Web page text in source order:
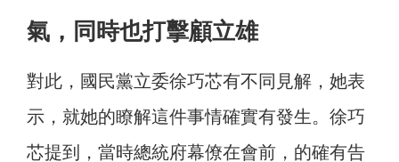
氣，同時也打擊顧立雄
對此，國民黨立委徐巧芯有不同見解，她表
示，就她的瞭解這件事情確實有發生。徐巧
芯提到，當時總統府幕僚在會前，的確有告